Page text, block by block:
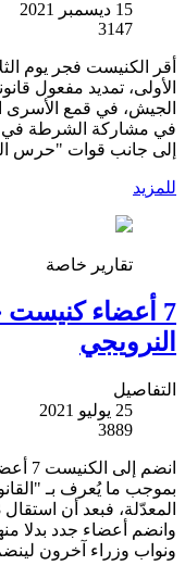
15 ديسمبر 2021
3147
الأولى، تمديد مفعول
الجيش، في قمع الأسرى
في مشاركة الشرطة في
إلى جانب قوات "حرس
للمزيد
تقارير خاصة
7 أعضاء
النرويجي
التفاصيل
25 يوليو 2021
3889
بموجب ما يُعرف بـ
ونواب وزراء آخرون لينضم مكانهم 7